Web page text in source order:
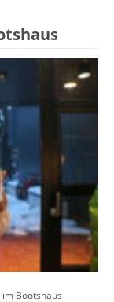
Bootshaus